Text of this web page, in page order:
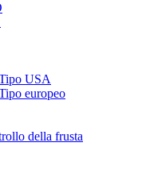
USA
europeo
della frusta